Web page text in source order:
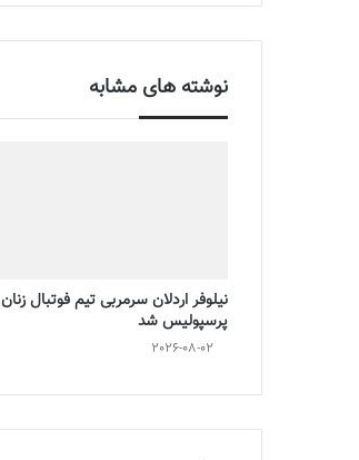
نوشته های مشابه
نیلوفر اردلان سرمربی تیم فوتبال زنان
پرسپولیس شد
2026-08-02